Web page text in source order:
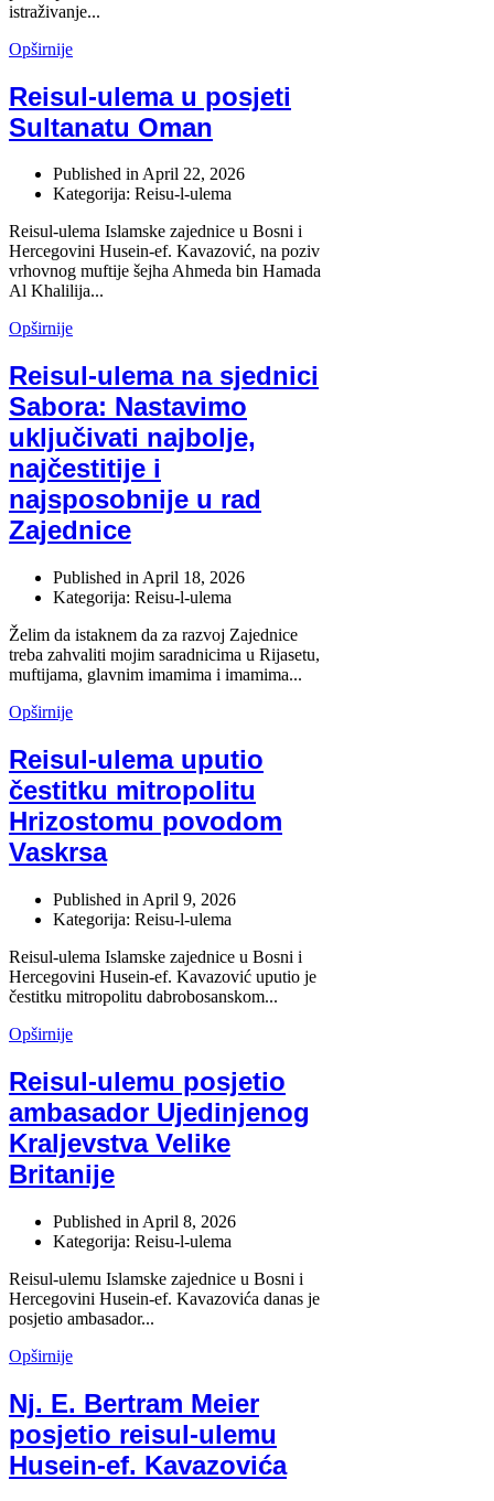
istraživanje...
Opširnije
Reisul-ulema u posjeti
Sultanatu Oman
Published inApril 22, 2026
Kategorija: Reisu-l-ulema
Reisul-ulema Islamske zajednice u Bosni i
Hercegovini Husein-ef. Kavazović, na poziv
vrhovnog muftije šejha Ahmeda bin Hamada
Al Khalilija...
Opširnije
Reisul-ulema na sjednici
Sabora: Nastavimo
uključivati najbolje,
najčestitije i
najsposobnije u rad
Zajednice
Published in April 18, 2026
Kategorija: Reisu-l-ulema
Želim da istaknem da za razvoj Zajednice
treba zahvaliti mojim saradnicima u Rijasetu,
muftijama, glavnim imamima i imamima...
Opširnije
Reisul-ulema uputio
čestitku mitropolitu
Hrizostomu povodom
Vaskrsa
Published in April 9, 2026
Kategorija: Reisu-l-ulema
Reisul-ulema Islamske zajednice u Bosni i
Hercegovini Husein-ef. Kavazović uputio je
čestitku mitropolitu dabrobosanskom...
Opširnije
Reisul-ulemu posjetio
ambasador Ujedinjenog
Kraljevstva Velike
Britanije
Published in April 8, 2026
Kategorija: Reisu-l-ulema
Reisul-ulemu Islamske zajednice u Bosni i
Hercegovini Husein-ef. Kavazovića danas je
posjetio ambasador...
Opširnije
Nj. E. Bertram Meier
posjetio reisul-ulemu
Husein-ef. Kavazovića